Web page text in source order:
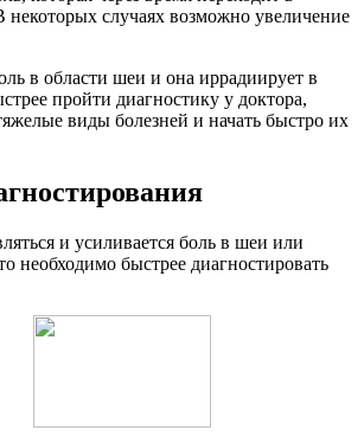
некоторых случаях возможно увеличение
в области шеи и она иррадиирует в
пройти диагностику у доктора,
виды болезней и начать быстро их
и усиливается боль в шеи или
необходимо быстрее диагностировать